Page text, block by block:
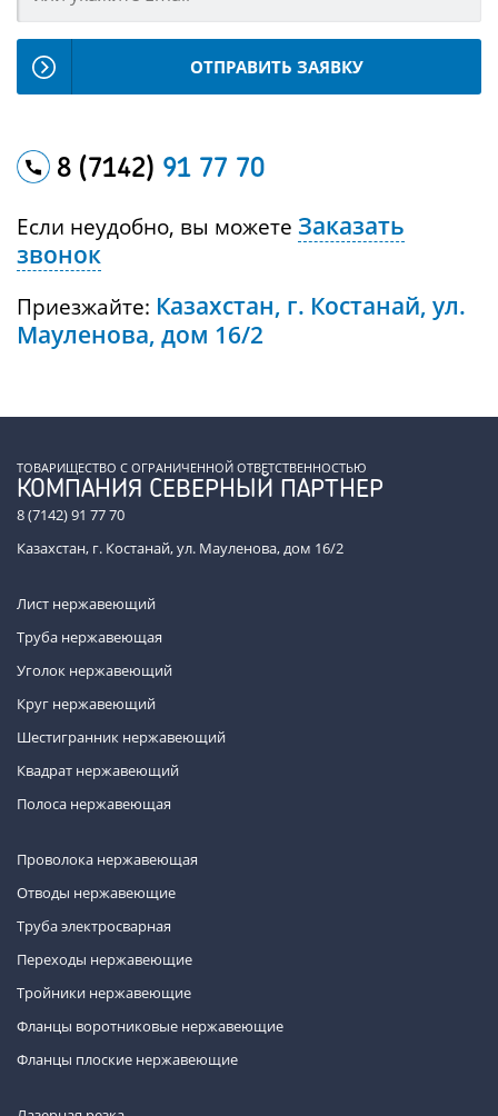
ОТПРАВИТЬ ЗАЯВКУ
8 (7142) 91 77 70
Если неудобно, вы можете Заказать
звонок
Приезжайте: Казахстан, г. Костанай, ул.
Мауленова, дом 16/2
ТОВАРИЩЕСТВО С ОГРАНИЧЕННОЙ ОТВЕТСТВЕННОСТЬЮ
КОМПАНИЯ СЕВЕРНЫЙ ПАРТНЕР
8 (7142) 91 77 70
Казахстан, г. Костанай, ул. Мауленова, дом 16/2
Лист нержавеющий
Труба нержавеющая
Уголок нержавеющий
Круг нержавеющий
Шестигранник нержавеющий
Квадрат нержавеющий
Полоса нержавеющая
Проволока нержавеющая
Отводы нержавеющие
Труба электросварная
Переходы нержавеющие
Тройники нержавеющие
Фланцы воротниковые нержавеющие
Фланцы плоские нержавеющие